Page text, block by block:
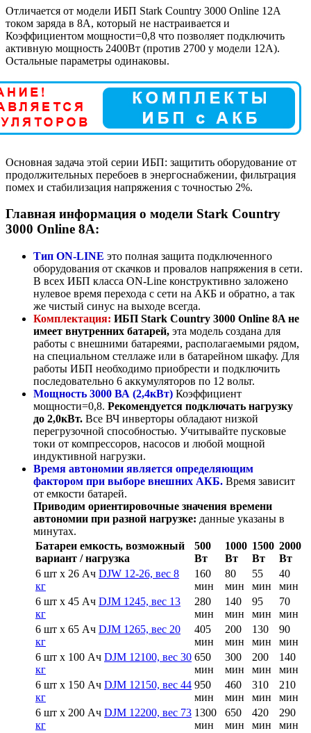
Отличается от модели ИБП Stark Country 3000 Online 12A
током заряда в 8А, который не настраивается и
Коэффициентом мощности=0,8 что позволяет подключить
активную мощность 2400Вт (против 2700 у модели 12А).
Остальные параметры одинаковы.
Основная задача этой серии ИБП: защитить оборудование от
продолжительных перебоев в энергоснабжении, фильтрация
помех и стабилизация напряжения с точностью 2%.
Главная информация о модели Stark Country
3000 Online 8A:
Тип ON-LINE это полная защита подключенного
оборудования от скачков и провалов напряжения в сети.
В всех ИБП класса ON-Line конструктивно заложено
нулевое время перехода с сети на АКБ и обратно, а так
же чистый синус на выходе всегда.
Комплектация: ИБП Stark Country 3000 Online 8A не
имеет внутренних батарей, эта модель создана для
работы с внешними батареями, располагаемыми рядом,
на специальном стеллаже или в батарейном шкафу. Для
работы ИБП необходимо приобрести и подключить
последовательно 6 аккумуляторов по 12 вольт.
Мощность 3000 ВА (2,4кВт) Коэффициент
мощности=0,8. Рекомендуется подключать нагрузку
до 2,0кВт. Все ВЧ инверторы обладают низкой
перегрузочной способностью. Учитывайте пусковые
токи от компрессоров, насосов и любой мощной
индуктивной нагрузки.
Время автономии является определяющим
фактором при выборе внешних АКБ. Время зависит
от емкости батарей.
Приводим ориентировочные значения времени
автономии при разной нагрузке: данные указаны в
минутах.
Батареи емкость, возможный
вариант / нагрузка
500
Вт
1000
Вт
1500
Вт
2000
Вт
6 шт х 26 Ач DJW 12-26, вес 8
кг
160
мин
80
мин
55
мин
40
мин
6 шт х 45 Ач DJM 1245, вес 13
кг
280
мин
140
мин
95
мин
70
мин
6 шт х 65 Ач DJM 1265, вес 20
кг
405
мин
200
мин
130
мин
90
мин
6 шт х 100 Ач DJM 12100, вес 30
кг
650
мин
300
мин
200
мин
140
мин
6 шт х 150 Ач DJM 12150, вес 44
кг
950
мин
460
мин
310
мин
210
мин
6 шт х 200 Ач DJM 12200, вес 73
кг
1300
мин
650
мин
420
мин
290
мин